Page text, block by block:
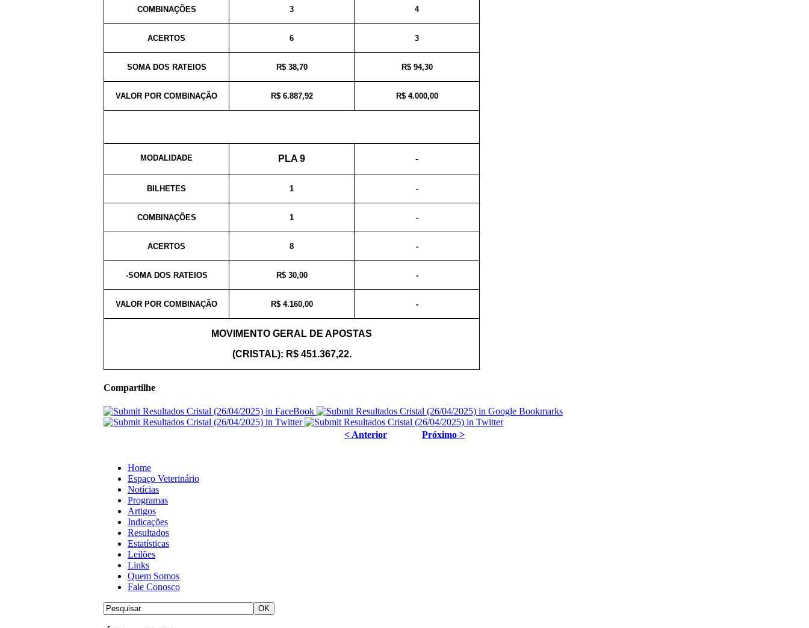
COMBINAÇÕES 3 4
ACERTOS 6 3
SOMA DOS RATEIOS R$ 38,70 R$ 94,30
VALOR POR COMBINAÇÃO R$ 6.887,92 R$ 4.000,00
MODALIDADE PLA 9 -
BILHETES 1 -
COMBINAÇÕES 1 -
ACERTOS 8 -
-SOMA DOS RATEIOS R$ 30,00 -
VALOR POR COMBINAÇÃO R$ 4.160,00 -
MOVIMENTO GERAL DE APOSTAS
(CRISTAL): R$ 451.367,22.
Compartilhe
< Anterior Próximo >
Home
Espaço Veterinário
Notícias
Programas
Artigos
Indicações
Resultados
Estatísticas
Leilões
Links
Quem Somos
Fale Conosco